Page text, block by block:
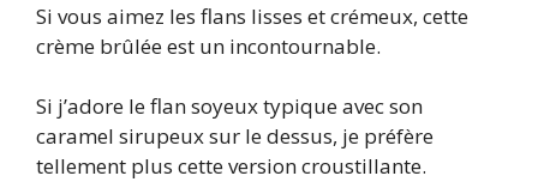
Si vous aimez les flans lisses et crémeux, cette
crème brûlée est un incontournable.
Si j’adore le flan soyeux typique avec son
caramel sirupeux sur le dessus, je préfère
tellement plus cette version croustillante.